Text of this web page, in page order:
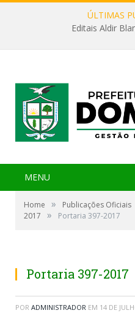
ÚLTIMAS
Editais Aldir
MENU
Home » Publicações Oficiais
2017
» Portaria 397-2017
Portaria 397-2017
POR ADMINISTRADOR EM 14 DE